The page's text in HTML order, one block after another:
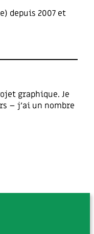
depuis 2007 et
graphique. Je
– j’ai un nombre